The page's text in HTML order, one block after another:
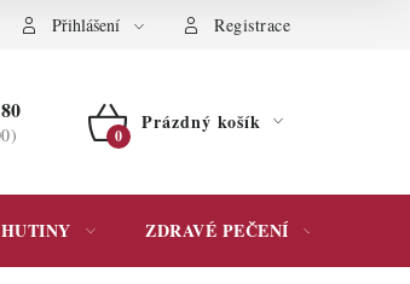
Přihlášení Registrace
NÁKUPNÍ
Prázdný košík
ZDRAVÉ PEČENÍ